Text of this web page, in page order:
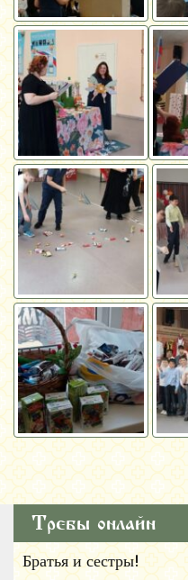
Требы онлайн
Братья и сестры!